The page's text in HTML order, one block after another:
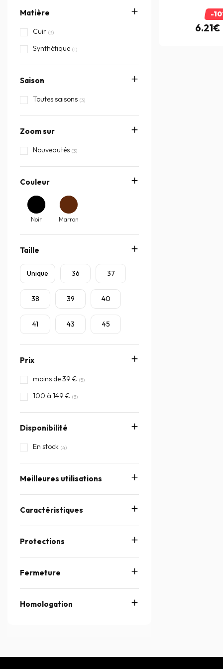
Matière
Cuir (3)
Synthétique (1)
Saison
Toutes saisons (3)
Zoom sur
Nouveautés (3)
Couleur
Noir Marron
Taille
Unique 36 37
38 39 40
41 43 45
Prix
moins de 39 € (5)
100 à 149 € (3)
Disponibilité
En stock (4)
Meilleures utilisations
Caractéristiques
Protections
Fermeture
Homologation
-
6.21€